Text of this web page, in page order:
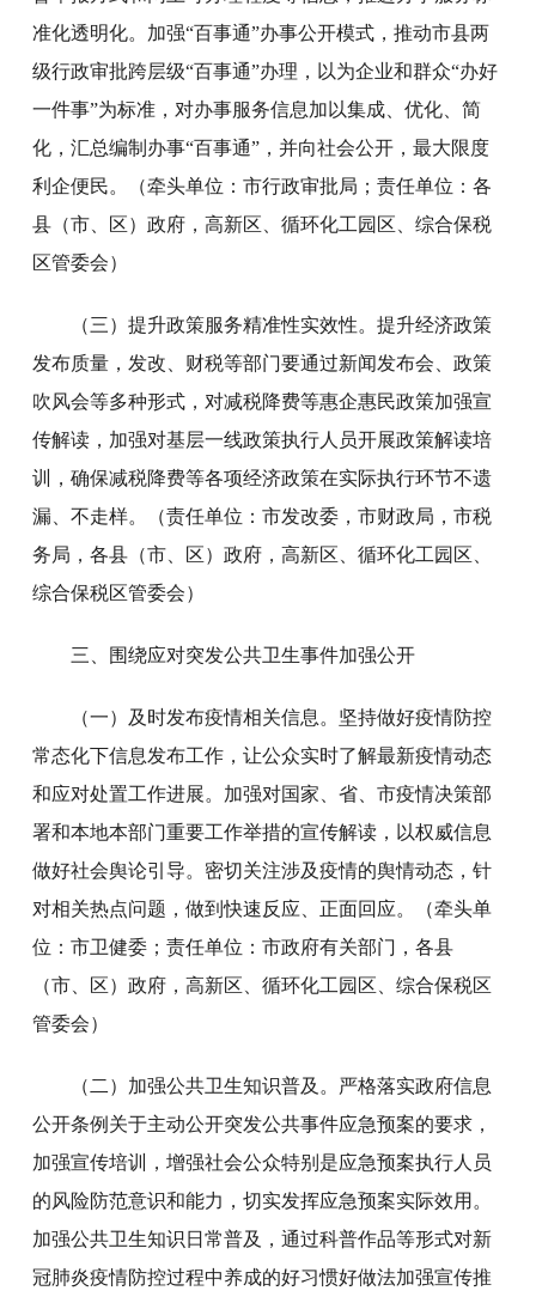
准化透明化。加强“百事通”办事公开模式，推动市县两
级行政审批跨层级“百事通”办理，以为企业和群众“办好
一件事”为标准，对办事服务信息加以集成、优化、简
化，汇总编制办事“百事通”，并向社会公开，最大限度
利企便民。（牵头单位：市行政审批局；责任单位：各
县（市、区）政府，高新区、循环化工园区、综合保税
区管委会）
（三）提升政策服务精准性实效性。提升经济政策
发布质量，发改、财税等部门要通过新闻发布会、政策
吹风会等多种形式，对减税降费等惠企惠民政策加强宣
传解读，加强对基层一线政策执行人员开展政策解读培
训，确保减税降费等各项经济政策在实际执行环节不遗
漏、不走样。（责任单位：市发改委，市财政局，市税
务局，各县（市、区）政府，高新区、循环化工园区、
综合保税区管委会）
三、围绕应对突发公共卫生事件加强公开
（一）及时发布疫情相关信息。坚持做好疫情防控
常态化下信息发布工作，让公众实时了解最新疫情动态
和应对处置工作进展。加强对国家、省、市疫情决策部
署和本地本部门重要工作举措的宣传解读，以权威信息
做好社会舆论引导。密切关注涉及疫情的舆情动态，针
对相关热点问题，做到快速反应、正面回应。（牵头单
位：市卫健委；责任单位：市政府有关部门，各县
（市、区）政府，高新区、循环化工园区、综合保税区
管委会）
（二）加强公共卫生知识普及。严格落实政府信息
公开条例关于主动公开突发公共事件应急预案的要求，
加强宣传培训，增强社会公众特别是应急预案执行人员
的风险防范意识和能力，切实发挥应急预案实际效用。
加强公共卫生知识日常普及，通过科普作品等形式对新
冠肺炎疫情防控过程中养成的好习惯好做法加强宣传推